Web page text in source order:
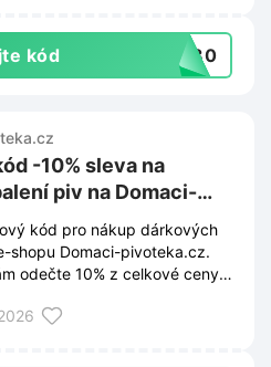
kód ST30
-10% sleva na
piv na Domaci-
kód pro nákup dárkových
shopu Domaci-pivoteka.cz.
odečte 10% z celkové ceny